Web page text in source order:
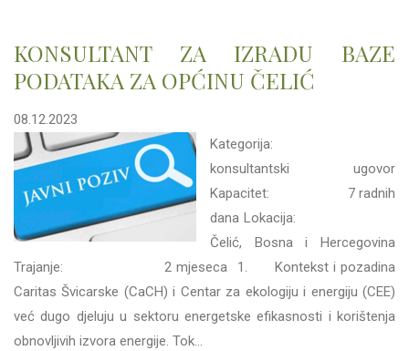
KONSULTANT ZA IZRADU BAZE
PODATAKA ZA OPĆINU ČELIĆ
08.12.2023
Kategorija:
konsultantski ugovor
Kapacitet: 7 radnih
dana Lokacija:
Čelić, Bosna i Hercegovina
Trajanje: 2 mjeseca 1. Kontekst i pozadina
Caritas Švicarske (CaCH) i Centar za ekologiju i energiju (CEE)
već dugo djeluju u sektoru energetske efikasnosti i korištenja
obnovljivih izvora energije. Tok...